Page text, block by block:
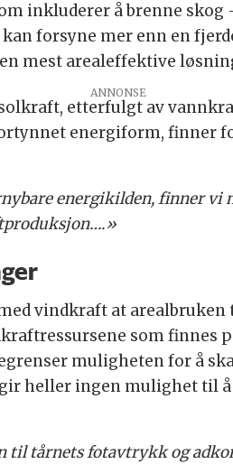
inkluderer å brenne skog
forsyne mer enn en
mest arealeffektive
etterfulgt av
energiform, finner
energikilden, finner vi
vindkraft at
som finnes
muligheten for å
heller ingen mulighet til
tårnets fotavtrykk og